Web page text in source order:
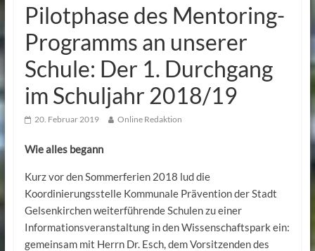
Pilotphase des Mentoring-
Programms an unserer
Schule: Der 1. Durchgang
im Schuljahr 2018/19
20. Februar 2019 Online Redaktion
Wie alles begann
Kurz vor den Sommerferien 2018 lud die
Koordinierungsstelle Kommunale Prävention der Stadt
Gelsenkirchen weiterführende Schulen zu einer
Informationsveranstaltung in den Wissenschaftspark ein:
gemeinsam mit Herrn Dr. Esch, dem Vorsitzenden des